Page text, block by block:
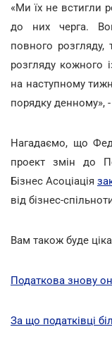
«Ми їх не встигли
до них черга.
повного
розгляду кожного
на наступному
порядку денному»,
Нагадаємо, що
проект змін до
Бізнес Асоціація
від бізнес-
Вам також буде
Податкова знову
За що податківці